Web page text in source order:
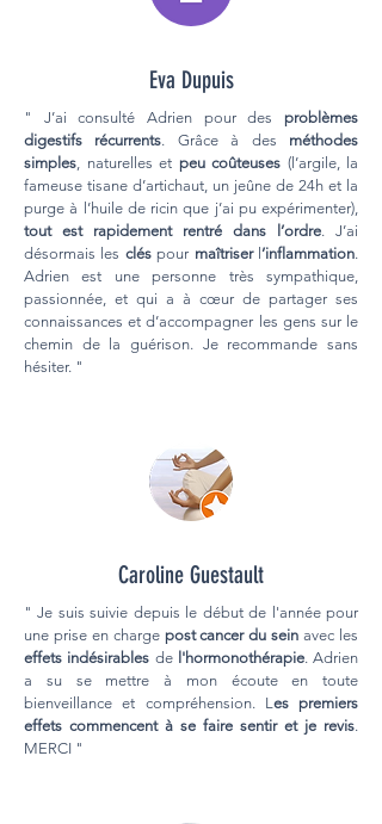
Eva Dupuis
" J’ai consulté Adrien pour des problèmes
digestifs récurrents. Grâce à des méthodes
simples , naturelles et peu coûteuses (l’argile, la
fameuse tisane d’artichaut, un jeûne de 24h et la
purge à l’huile de ricin que j’ai pu expérimenter),
tout est rapidement rentré dans l’ordre. J’ai
désormais les cléspour maîtriserl’inflammation.
Adrien est une personne très sympathique,
passionnée, et qui a à cœur de partager ses
connaissances et d’accompagner les gens sur le
chemin de la guérison. Je recommande sans
hésiter. "
Caroline Guestault
" Je suis suivie depuis le début de l'année pour
une prise en charge post cancer du sein avec les
effets indésirables de l'hormonothérapie. Adrien
a su se mettre à mon écoute en toute
bienveillance et compréhension. L es premiers
effets commencent à se faire sentir et je revis.
MERCI "